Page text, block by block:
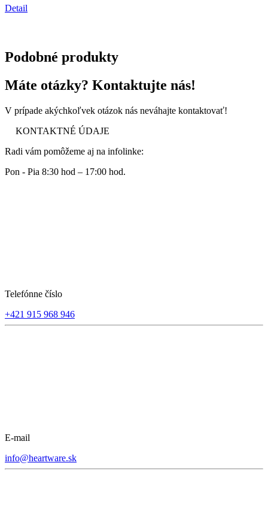
Detail
Podobné produkty
Máte otázky? Kontaktujte nás!
V prípade akýchkoľvek otázok nás neváhajte kontaktovať!
KONTAKTNÉ ÚDAJE
Radi vám pomôžeme aj na infolinke:
Pon - Pia 8:30 hod – 17:00 hod.
Telefónne číslo
+421 915 968 946
E-mail
info@heartware.sk